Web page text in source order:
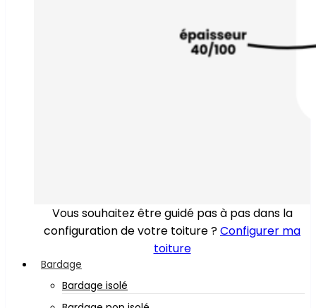
Vous souhaitez être guidé pas à pas dans la
configuration de votre toiture ?Configurer ma
toiture
Bardage
Bardage isolé